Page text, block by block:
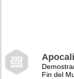
Fin del